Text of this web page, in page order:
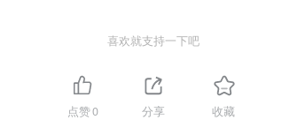
喜欢就支持一下吧
点赞0 分享 收藏